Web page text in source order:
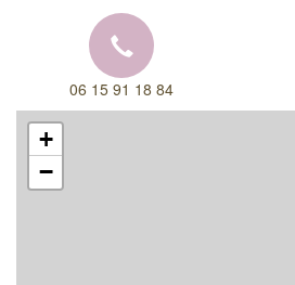
06 15 91 18 84
+
−